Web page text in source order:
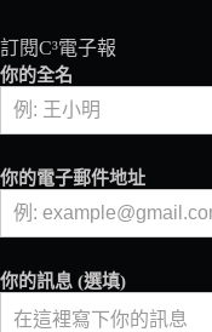
訂閱C³電子報
你的全名
你的電子郵件地址
你的訊息 (選填)